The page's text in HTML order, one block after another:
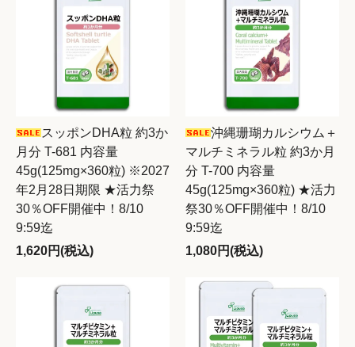
スッポンDHA粒 約3か
月分 T-681 内容量
45g(125mg×360粒) ※2027
年2月28日期限 ★活力祭
30％OFF開催中！8/10
9:59迄
1,620円(税込)
沖縄珊瑚カルシウム＋
マルチミネラル粒 約3か月
分 T-700 内容量
45g(125mg×360粒) ★活力
祭30％OFF開催中！8/10
9:59迄
1,080円(税込)